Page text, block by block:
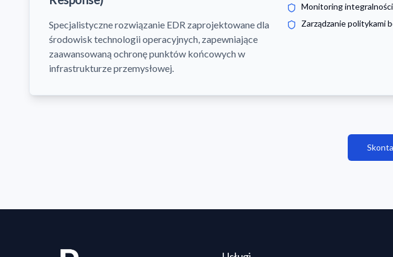
Specjalistyczne rozwiązanie EDR zaprojektowane dla
środowisk technologii operacyjnych, zapewniające
zaawansowaną ochronę punktów końcowych w
infrastrukturze przemysłowej.
Monitoring
Zarządzanie politykami